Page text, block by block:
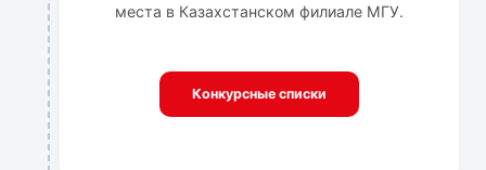
места в Казахстанском филиале МГУ.
Конкурсные списки